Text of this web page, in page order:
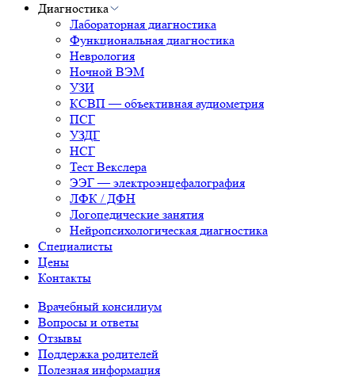
Диагностика
Лабораторная диагностика
Функциональная диагностика
Неврология
Ночной ВЭМ
УЗИ
КСВП — объективная аудиометрия
ПСГ
УЗДГ
НСГ
Тест Векслера
ЭЭГ — электроэнцефалография
ЛФК / ДФН
Логопедические занятия
Нейропсихологическая диагностика
Специалисты
Цены
Контакты
Врачебный консилиум
Вопросы и ответы
Отзывы
Поддержка родителей
Полезная информация